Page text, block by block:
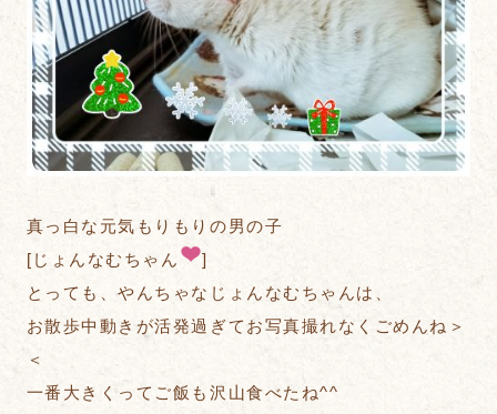
真っ白な元気もりもりの男の子
[じょんなむちゃん
]
とっても、やんちゃなじょんなむちゃんは、
お散歩中動きが活発過ぎてお写真撮れなくごめんね＞
＜
一番大きくってご飯も沢山食べたね^^